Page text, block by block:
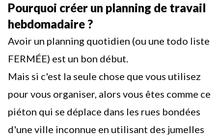
Pourquoi créer un planning de travail
hebdomadaire ?
Avoir un planning quotidien (ou une todo liste
FERMÉE) est un bon début.
Mais si c'est la seule chose que vous utilisez
pour vous organiser, alors vous êtes comme ce
piéton qui se déplace dans les rues bondées
d'une ville inconnue en utilisant des jumelles